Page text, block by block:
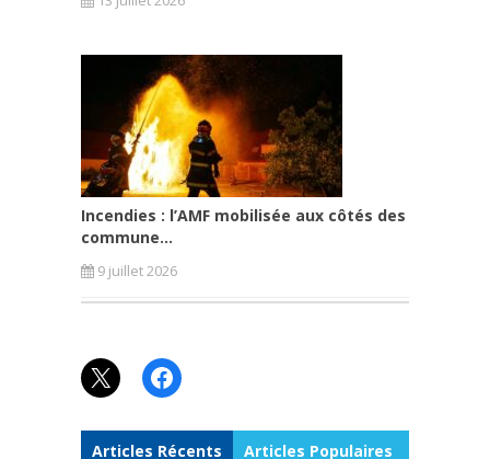
Incendies : l’AMF mobilisée aux côtés des
commune...
9 juillet 2026
X Facebook
Articles Récents Articles Populaires